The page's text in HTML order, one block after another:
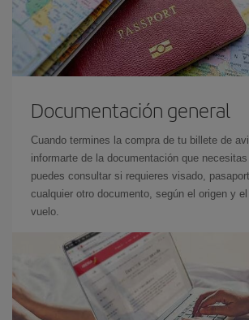
Documentación general
Cuando termines la compra de tu billete de
informarte de la documentación que
puedes consultar si requieres visado,
cualquier otro documento, según el origen y
vuelo.